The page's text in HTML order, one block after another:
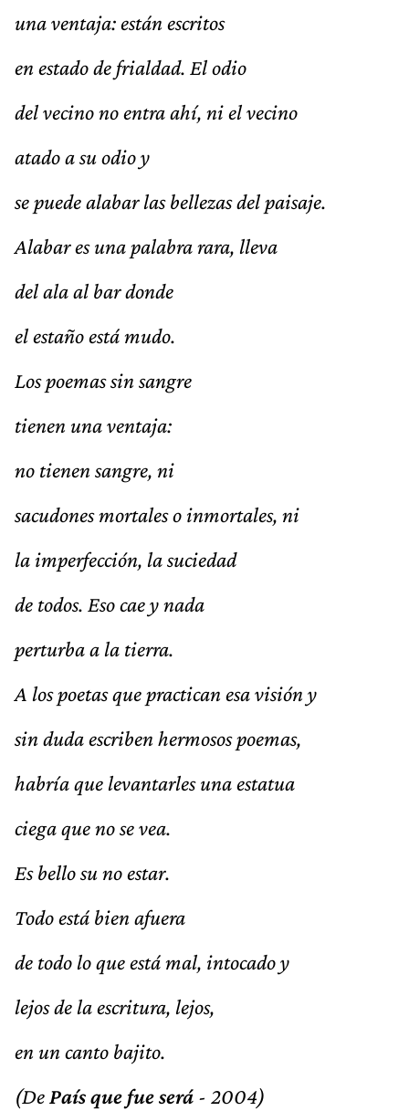
una ventaja: están escritos
en estado de frialdad. El odio
del vecino no entra ahí, ni el vecino
atado a su odio y
se puede alabar las bellezas del paisaje.
Alabar es una palabra rara, lleva
del ala al bar donde
el estaño está mudo.
Los poemas sin sangre
tienen una ventaja:
no tienen sangre, ni
sacudones mortales o inmortales, ni
la imperfección, la suciedad
de todos. Eso cae y nada
perturba a la tierra.
A los poetas que practican esa visión y
sin duda escriben hermosos poemas,
habría que levantarles una estatua
ciega que no se vea.
Es bello su no estar.
Todo está bien afuera
de todo lo que está mal, intocado y
lejos de la escritura, lejos,
en un canto bajito.
(DePaís que fue será - 2004)